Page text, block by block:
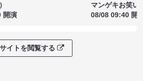
開演
マンゲキお笑い
08/08 09:40 開
サイトを閲覧する